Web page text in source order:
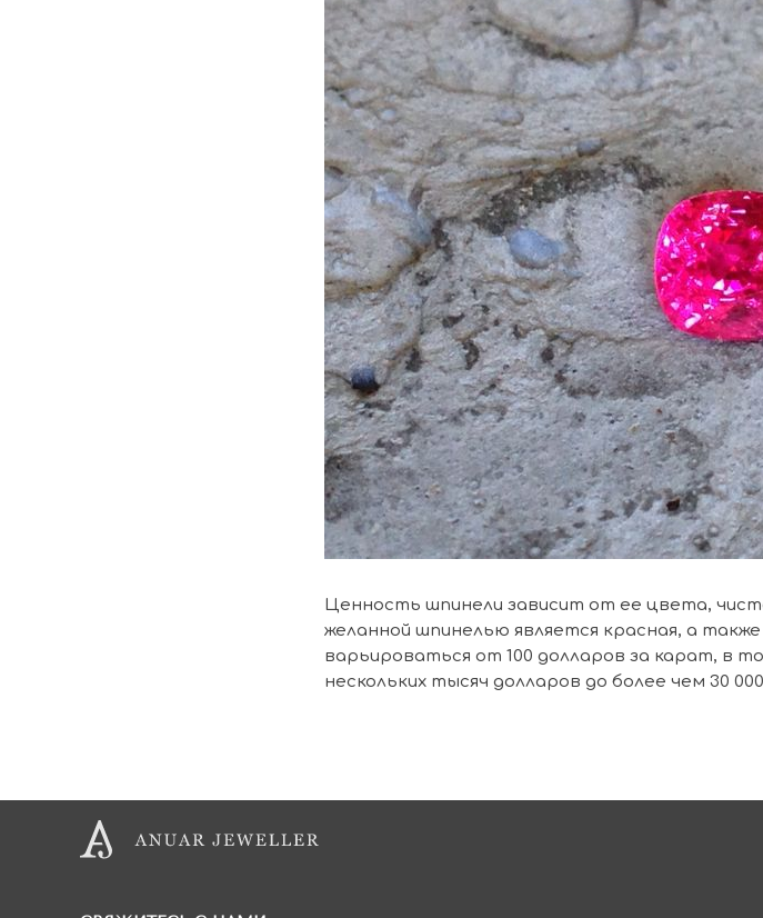
Ценность шпинели зависит от ее цвета,
желанной шпинелью является красная, а
варьироваться от 100 долларов за карат, в
нескольких тысяч долларов до более чем 30